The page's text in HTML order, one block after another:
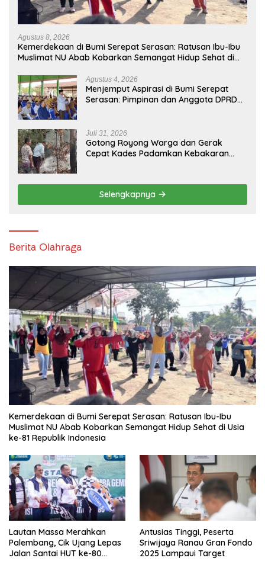
Agustus 8, 2026
Kemerdekaan di Bumi Serepat Serasan: Ratusan Ibu-Ibu
Muslimat NU Abab Kobarkan Semangat Hidup Sehat di
Agustus 4, 2026
Menjemput Aspirasi di Bumi Serepat
Serasan: Pimpinan dan Anggota DPRD
2026
Juli 31, 2026
Gotong Royong Warga dan Gerak
Cepat Kades Padamkan Kebakaran
Selengkapnya
Berita Olahraga
Kemerdekaan di Bumi Serepat Serasan: Ratusan Ibu-Ibu
Muslimat NU Abab Kobarkan Semangat Hidup Sehat di Usia
ke-81 Republik Indonesia
Lautan Massa Merahkan
Palembang, Cik Ujang Lepas
Jalan Santai HUT ke-80
Antusias Tinggi, Peserta
Sriwijaya Ranau Gran Fondo
2025 Lampaui Target